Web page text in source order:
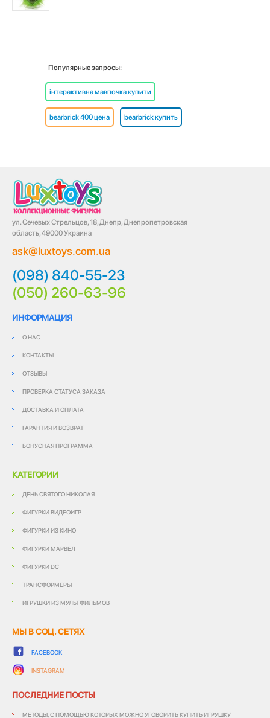
Популярные запросы:
інтерактивна мавпочка купити
bearbrick 400 цена bearbrick купить
ул. Сечевых Стрельцов, 18, Днепр, Днепропетровская
область, 49000 Украина
ask@luxtoys.com.ua
(098) 840-55-23
(050) 260-63-96
ИНФОРМАЦИЯ
О НАС
КОНТАКТЫ
ОТЗЫВЫ
ПРОВЕРКА СТАТУСА ЗАКАЗА
ДОСТАВКА И ОПЛАТА
ГАРАНТИЯ И ВОЗВРАТ
БОНУСНАЯ ПРОГРАММА
КАТЕГОРИИ
ДЕНЬ СВЯТОГО НИКОЛАЯ
ФИГУРКИ ВИДЕОИГР
ФИГУРКИ ИЗ КИНО
ФИГУРКИ МАРВЕЛ
ФИГУРКИ DC
ТРАНСФОРМЕРЫ
ИГРУШКИ ИЗ МУЛЬТФИЛЬМОВ
МЫ В СОЦ. СЕТЯХ
FACEBOOK
INSTAGRAM
ПОСЛЕДНИЕ ПОСТЫ
МЕТОДЫ, С ПОМОЩЬЮ КОТОРЫХ МОЖНО УГОВОРИТЬ КУПИТЬ ИГРУШКУ